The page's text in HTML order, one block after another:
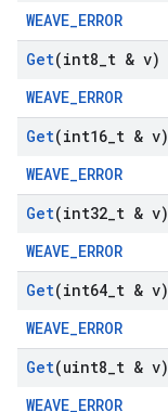
WEAVE_ERROR
Get(int8 t & v)
WEAVE_ERROR
Get(int16 t & v)
WEAVE_ERROR
Get(int32 t & v)
WEAVE_ERROR
Get(int64 t & v)
WEAVE_ERROR
Get(uint8 t & v)
WEAVE_ERROR